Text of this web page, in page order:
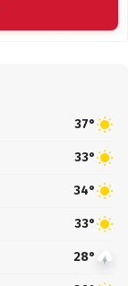
37°
33°
34°
33°
28°